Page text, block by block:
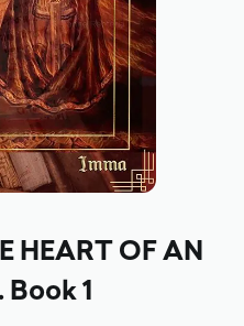
HEART OF AN
1